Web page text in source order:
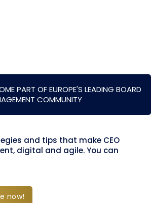
PART OF EUROPE'S LEADING BOARD
COMMUNITY
and tips that make CEO
digital and agile. You can
now!